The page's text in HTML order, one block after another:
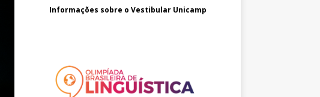
Informações sobre o Vestibular Unicamp